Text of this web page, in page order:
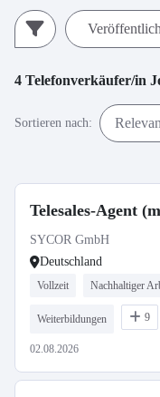
4 Telefonverkäufer/in
Sortieren nach:
Telesales-Agent
SYCOR GmbH
Deutschland
Vollzeit Nachhaltiger
Weiterbildungen 9
02.08.2026